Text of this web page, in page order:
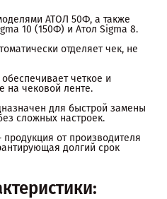
АТОЛ 50Ф, а также
10 (150Ф) и Атол Sigma 8.
отделяет чек, не
четкое и
на чековой ленте.
для быстрой замены
сложных настроек.
от производителя
долгий срок